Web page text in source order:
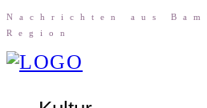
Nach­rich­ten aus
Region